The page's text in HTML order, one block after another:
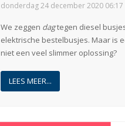
donderdag 24 december 2020 06:17
We zeggen dagtegen diesel
elektrische bestelbusjes. Maar is
niet een veel slimmer oplossing?
LEES MEER...